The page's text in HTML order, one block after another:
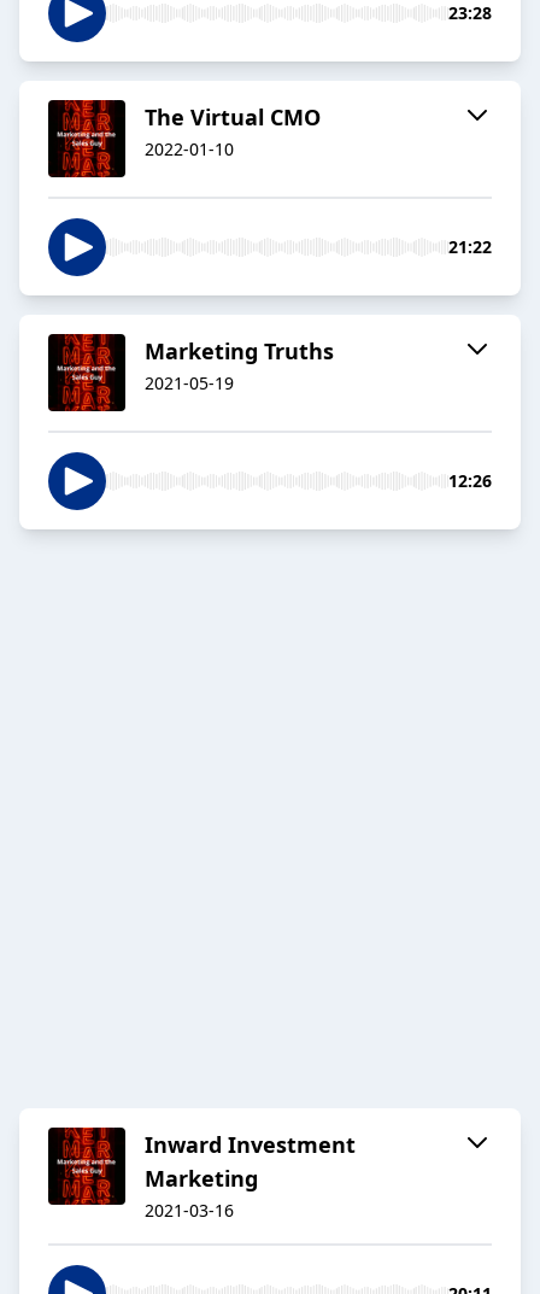
23:28
The Virtual CMO
2022-01-10
21:22
Marketing Truths
2021-05-19
12:26
Inward Investment
Marketing
2021-03-16